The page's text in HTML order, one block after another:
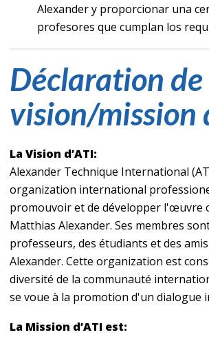
Alexander y proporcionar una
profesores que cumplan los
Déclaration de
vision/mission
La Vision d’ATI:
Alexander Technique International
organization international
promouvoir et de développer l'œuvre
Matthias Alexander. Ses membres
professeurs, des étudiants et des
Alexander. Cette organization est
diversité de la communauté
se voue à la promotion d'un dialogue
La Mission d’ATI est: